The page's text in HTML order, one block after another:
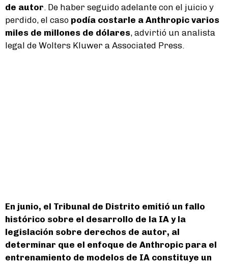
de autor . De haber seguido adelante con el juicio y
perdido, el caso podía costarle a Anthropic varios
miles de millones de dólares, advirtió un analista
legal de Wolters Kluwer a Associated Press.
En junio, el Tribunal de Distrito emitió un fallo
histórico sobre el desarrollo de la IA y la
legislación sobre derechos de autor, al
determinar que el enfoque de Anthropic para el
entrenamiento de modelos de IA constituye un